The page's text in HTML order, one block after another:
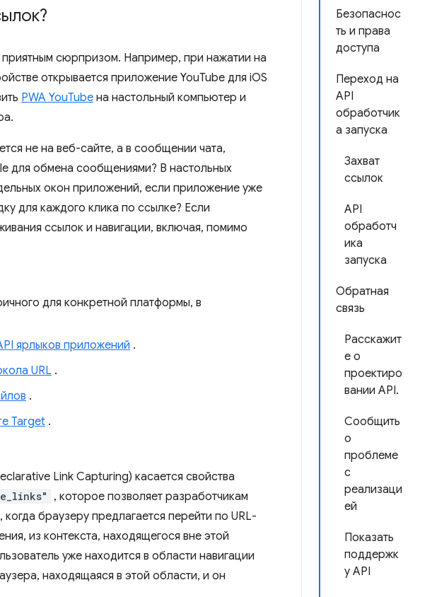
Безопаснос
ть и права
доступа
Переход на
API
обработчик
а запуска
Захват
ссылок
API
обработч
ика
запуска
Обратная
связь
Расскажит
е о
проектиро
вании API.
Сообщить
о
проблеме
с
реализаци
ей
Показать
поддержк
у API
сюрпризом. Например, при нажатии на
открывается приложение YouTube для iOS
PWA YouTube на настольный компьютер и
не на веб-сайте, а в сообщении чата,
для обмена сообщениями? В настольных
окон приложений, если приложение уже
для каждого клика по ссылке? Если
ссылок и навигации, включая, помимо
для конкретной платформы, в
ярлыков приложений .
URL .
.
Target .
Link Capturing) касается свойства
, которое позволяет разработчикам
браузеру предлагается перейти по URL-
из контекста, находящегося вне этой
уже находится в области навигации
находящаяся в этой области, и он